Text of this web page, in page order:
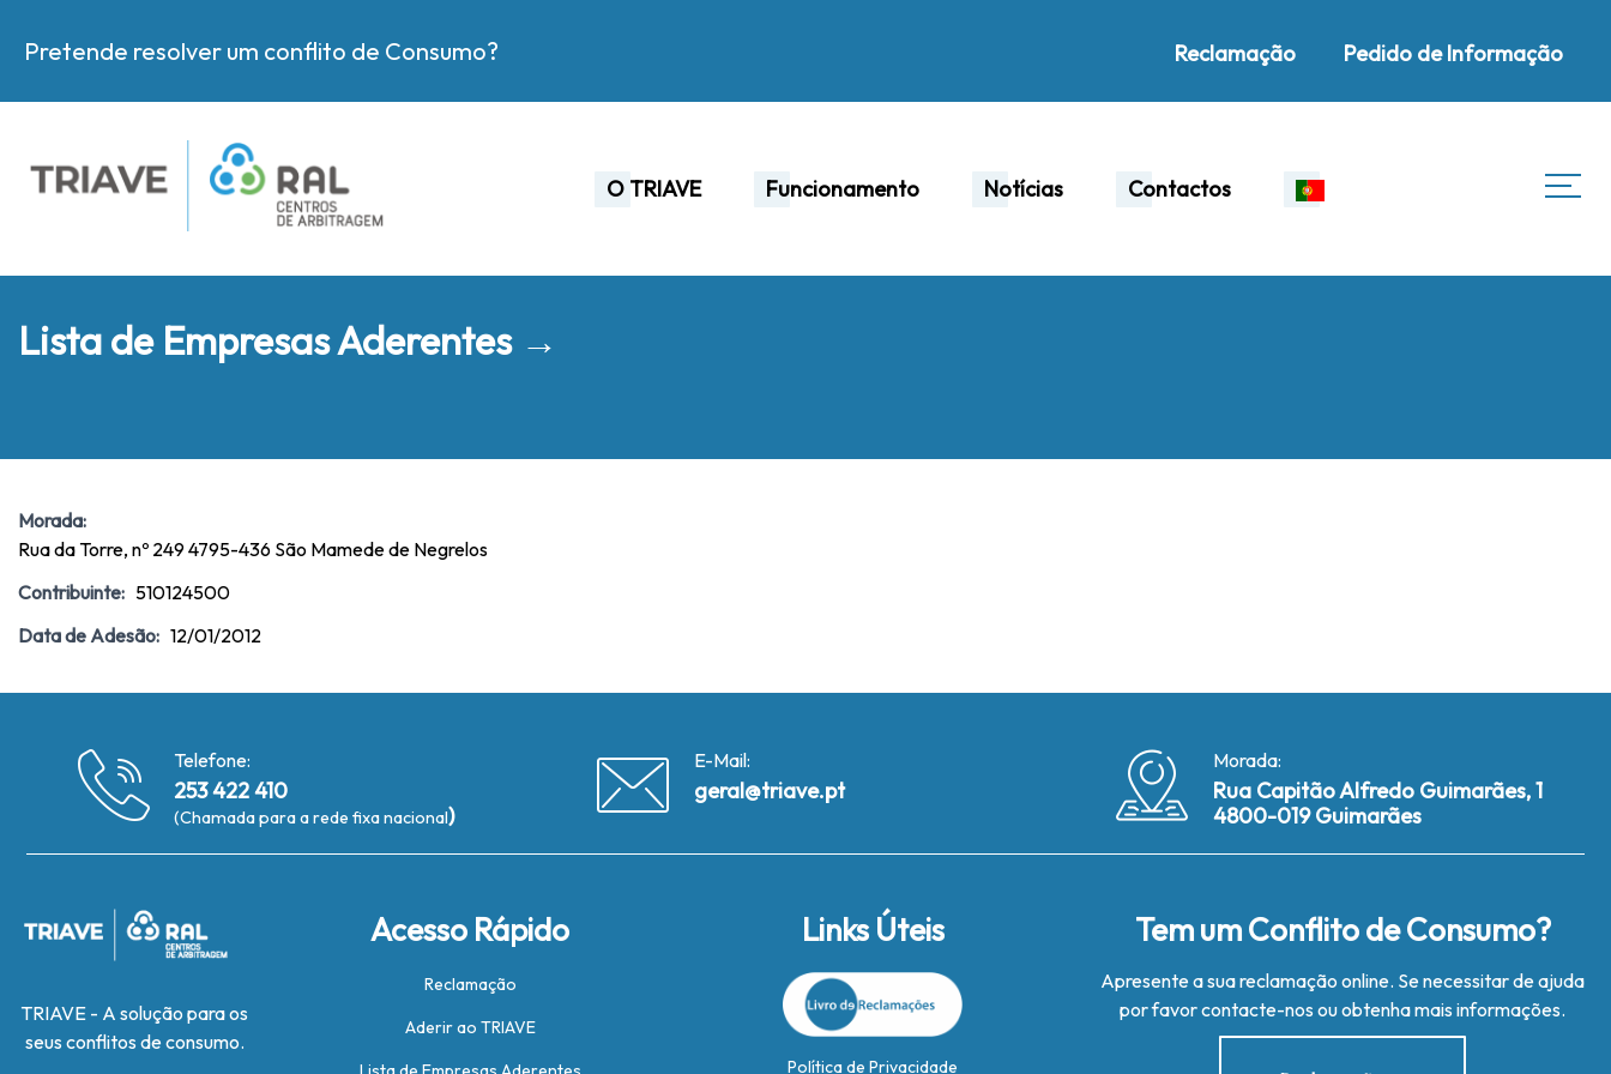
Pretende resolver um conflito de Consumo? Reclamação Pedido de Informação
O TRIAVE Funcionamento Notícias Contactos
Lista de Empresas Aderentes →
Morada:
Rua da Torre, nº 249 4795-436 São Mamede de Negrelos
Contribuinte: 510124500
Data de Adesão: 12/01/2012
Telefone:
253 422 410
(Chamada para a rede fixa nacional)
E-Mail:
geral@triave.pt
Morada:
Rua Capitão Alfredo Guimarães, 1
4800-019 Guimarães
TRIAVE - A solução para os
seus conflitos de consumo.
Acesso Rápido
Reclamação
Aderir ao TRIAVE
Links Úteis
Política de Privacidade
Tem um Conflito de Consumo?
Apresente a sua reclamação online. Se necessitar de ajuda
por favor contacte-nos ou obtenha mais informações.